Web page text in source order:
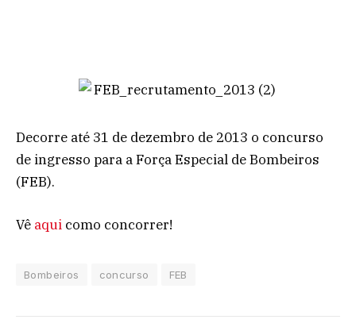
Decorre até 31 de dezembro de 2013 o concurso
de ingresso para a Força Especial de Bombeiros
(FEB).
Vê aqui como concorrer!
Bombeiros concurso FEB